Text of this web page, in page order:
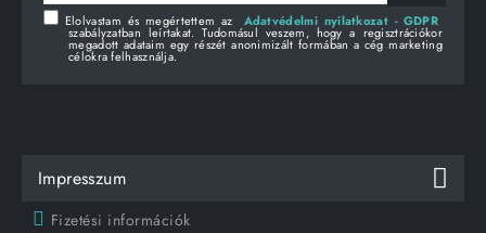
Elolvastam és megértettem az Adatvédelmi nyilatkozat - GDPR
szabályzatban leírtakat. Tudomásul veszem, hogy a regisztrációkor
megadott adataim egy részét anonimizált formában a cég marketing
célokra felhasználja.
Impresszum
Fizetési információk